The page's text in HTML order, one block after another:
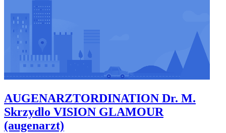
AUGENARZTORDINATION Dr. M.
Skrzydlo VISION GLAMOUR
(augenarzt)